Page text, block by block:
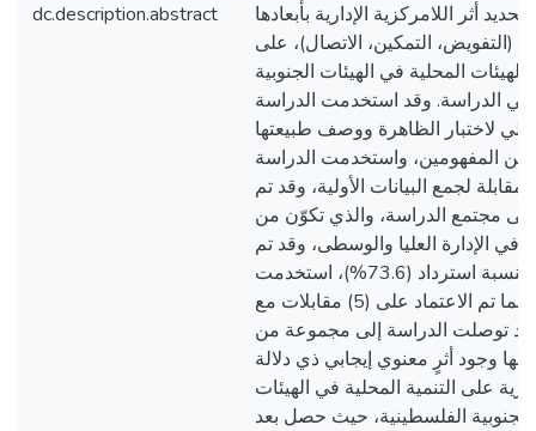
dc.description.abstract
أثر اللامركزية الإدارية بأبعادها
(التفويض، التمكين، الاتصال)، على
الهيئات المحلية في الهيئات الجنوبية
في الدراسة. وقد استخدمت الدراسة
لاختبار الظاهرة ووصف طبيعتها
المفهومين، واستخدمت الدراسة
لجمع البيانات الأولية، وقد تم
على مجتمع الدراسة، والذي تكوّن من
في الإدارة العليا والوسطى، وقد تم
استرداد (81) استبانة بنسبة استرداد (73.6%)، استخدمت
لأغراض التحليل، بينما تم الاعتماد على (5) مقابلات مع
وقد توصلت الدراسة إلى مجموعة من
وجود أثرٍ معنوي إيجابي ذي دلالة
على التنمية المحلية في الهيئات
الفلسطينية، حيث حصل بعد